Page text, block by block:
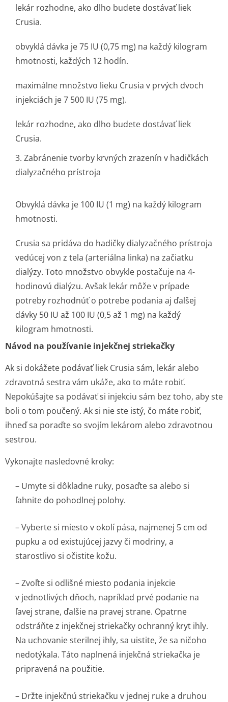
lekár rozhodne, ako dlho budete dostávať liek
Crusia.
obvyklá dávka je 75 IU (0,75 mg) na každý kilogram
hmotnosti, každých 12 hodín.
maximálne množstvo lieku Crusia v prvých dvoch
injekciách je 7 500 IU (75 mg).
lekár rozhodne, ako dlho budete dostávať liek
Crusia.
3. Zabránenie tvorby krvných zrazenín v hadičkách
dialyzačného prístroja
Obvyklá dávka je 100 IU (1 mg) na každý kilogram
hmotnosti.
Crusia sa pridáva do hadičky dialyzačného prístroja
vedúcej von z tela (arteriálna linka) na začiatku
dialýzy. Toto množstvo obvykle postačuje na 4-
hodinovú dialýzu. Avšak lekár môže v prípade
potreby rozhodnúť o potrebe podania aj ďalšej
dávky 50 IU až 100 IU (0,5 až 1 mg) na každý
kilogram hmotnosti.
Návod na používanie injekčnej striekačky
Ak si dokážete podávať liek Crusia sám, lekár alebo
zdravotná sestra vám ukáže, ako to máte robiť.
Nepokúšajte sa podávať si injekciu sám bez toho, aby ste
boli o tom poučený. Ak si nie ste istý, čo máte robiť,
ihneď sa poraďte so svojím lekárom alebo zdravotnou
sestrou.
Vykonajte nasledovné kroky:
– Umyte si dôkladne ruky, posaďte sa alebo si
ľahnite do pohodlnej polohy.
– Vyberte si miesto v okolí pása, najmenej 5 cm od
pupku a od existujúcej jazvy či modriny, a
starostlivo si očistite kožu.
– Zvoľte si odlišné miesto podania injekcie
v jednotlivých dňoch, napríklad prvé podanie na
ľavej strane, ďalšie na pravej strane. Opatrne
odstráňte z injekčnej striekačky ochranný kryt ihly.
Na uchovanie sterilnej ihly, sa uistite, že sa ničoho
nedotýkala. Táto naplnená injekčná striekačka je
pripravená na použitie.
– Držte injekčnú striekačku v jednej ruke a druhou